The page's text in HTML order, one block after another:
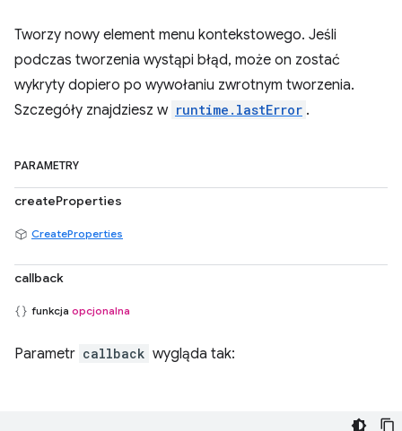
Tworzy nowy element menu kontekstowego. Jeśli
podczas tworzenia wystąpi błąd, może on zostać
wykryty dopiero po wywołaniu zwrotnym tworzenia.
Szczegóły znajdziesz w runtime.lastError .
PARAMETRY
createProperties
CreateProperties
callback
funkcja opcjonalna
Parametr callback wygląda tak: